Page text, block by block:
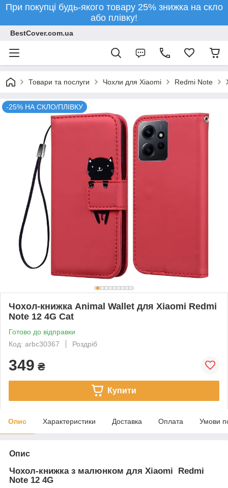
При покупці будь-якого товару 25% знижка на скло
або плівку!
BestCover.com.ua
Товари та послуги Чохли для Xiaomi Redmi Note
-25% НА СКЛО/ПЛІВКУ
Чохол-книжка Animal Wallet для Xiaomi Redmi
Note 12 4G Cat
Готово до відправки
Код: arbc30367
Роздріб
349 ₴
Купити
Опис Характеристики Доставка Оплата Умови
Опис
Чохол-книжка з малюнком для Xiaomi
Redmi
Note 12 4G